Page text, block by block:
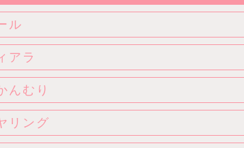
ル
アラ
んむり
リング